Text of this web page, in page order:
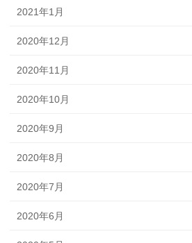
2021年1月
2020年12月
2020年11月
2020年10月
2020年9月
2020年8月
2020年7月
2020年6月